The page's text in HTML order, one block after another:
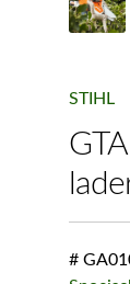
STIHL
#